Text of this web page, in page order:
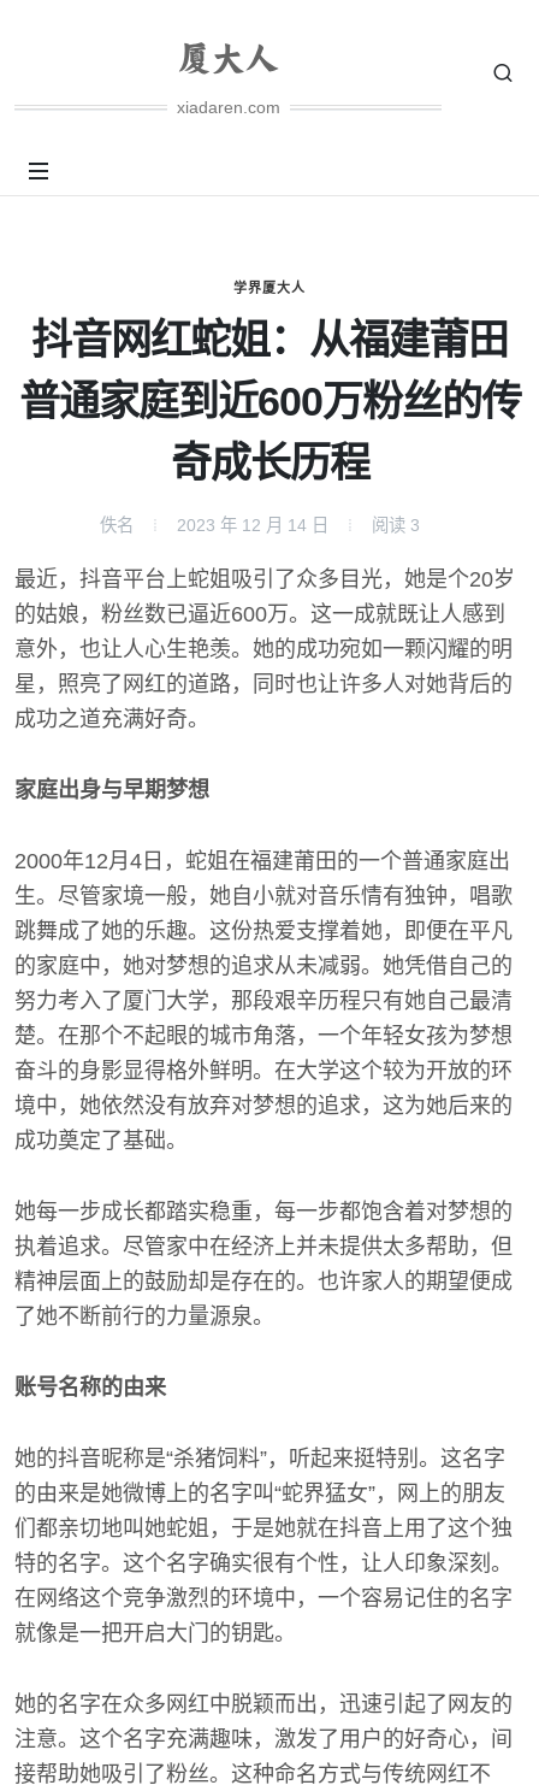
xiadaren.com
学界厦大人
抖音网红蛇姐：从福建莆田
普通家庭到近600万粉丝的传
奇成长历程
佚名 2023 年 12 月 14 日 阅读 3
最近，抖音平台上蛇姐吸引了众多目光，她是个20岁
的姑娘，粉丝数已逼近600万。这一成就既让人感到
意外，也让人心生艳羡。她的成功宛如一颗闪耀的明
星，照亮了网红的道路，同时也让许多人对她背后的
成功之道充满好奇。
家庭出身与早期梦想
2000年12月4日，蛇姐在福建莆田的一个普通家庭出
生。尽管家境一般，她自小就对音乐情有独钟，唱歌
跳舞成了她的乐趣。这份热爱支撑着她，即便在平凡
的家庭中，她对梦想的追求从未减弱。她凭借自己的
努力考入了厦门大学，那段艰辛历程只有她自己最清
楚。在那个不起眼的城市角落，一个年轻女孩为梦想
奋斗的身影显得格外鲜明。在大学这个较为开放的环
境中，她依然没有放弃对梦想的追求，这为她后来的
成功奠定了基础。
她每一步成长都踏实稳重，每一步都饱含着对梦想的
执着追求。尽管家中在经济上并未提供太多帮助，但
精神层面上的鼓励却是存在的。也许家人的期望便成
了她不断前行的力量源泉。
账号名称的由来
她的抖音昵称是“杀猪饲料”，听起来挺特别。这名字
的由来是她微博上的名字叫“蛇界猛女”，网上的朋友
们都亲切地叫她蛇姐，于是她就在抖音上用了这个独
特的名字。这个名字确实很有个性，让人印象深刻。
在网络这个竞争激烈的环境中，一个容易记住的名字
就像是一把开启大门的钥匙。
她的名字在众多网红中脱颖而出，迅速引起了网友的
注意。这个名字充满趣味，激发了用户的好奇心，间
接帮助她吸引了粉丝。这种命名方式与传统网红不